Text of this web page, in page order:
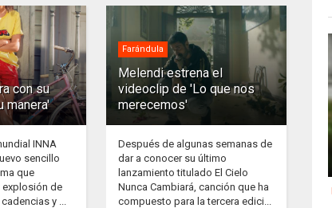
con su
manera'
INNA
sencillo
que
explosión de
y ...
Farándula
Melendi estrena el
videoclip de 'Lo que nos
merecemos'
Después de algunas semanas de
dar a conocer su último
lanzamiento titulado El Cielo
Nunca Cambiará, canción que ha
compuesto para la tercera edici...